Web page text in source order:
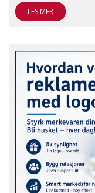
LES MER